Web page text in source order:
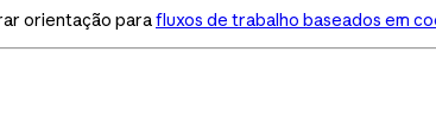
orientação parafluxos de trabalho baseados em